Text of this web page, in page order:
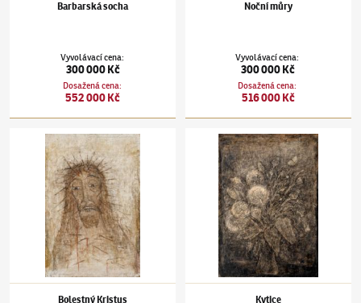
Barbarská socha
Vyvolávací cena:
300 000 Kč
Dosažená cena:
552 000 Kč
Noční můry
Vyvolávací cena:
300 000 Kč
Dosažená cena:
516 000 Kč
Alén Diviš(1900–1956)Bolestný Kristus
Bolestný Kristus
Alén Diviš(1900–1956)Kytice
Kytice